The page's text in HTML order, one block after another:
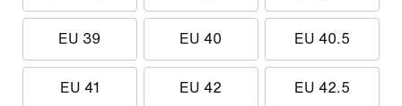
EU 39 EU 40 EU 40.5
EU 41 EU 42 EU 42.5